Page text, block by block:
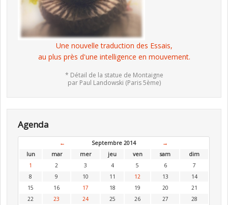
Une nouvelle traduction des Essais,
au plus près d'une intelligence en mouvement.
* Détail de la statue de Montaigne
par Paul Landowski (Paris 5ème)
Agenda
← Septembre 2014
→
lun
mar mer jeu ven sam
dim
1
2 3 4 5 6
7
8
9 10 11 12 13
14
15
16 17 18 19 20
21
22
23 24 25 26 27
28